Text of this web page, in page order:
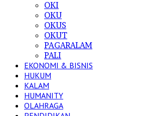
OKI
OKU
OKUS
OKUT
PAGARALAM
PALI
EKONOMI & BISNIS
HUKUM
KALAM
HUMANITY
OLAHRAGA